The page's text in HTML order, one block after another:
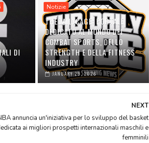
DI
Notizie
THEDAILYCAGE: PORTALE
DEDICATO AL MONDO DEI
COMBAT SPORTS, DELLO
STRENGTH E DELLA FITNESS
INDUSTRY
JANUARY 29, 2026
NEXT
annuncia un'iniziativa per lo sviluppo del basket
ai migliori prospetti internazionali maschili e
femminili